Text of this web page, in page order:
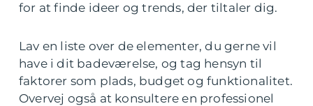
for at finde ideer og trends, der tiltaler dig.
Lav en liste over de elementer, du gerne vil
have i dit badeværelse, og tag hensyn til
faktorer som plads, budget og funktionalitet.
Overvej også at konsultere en professionel